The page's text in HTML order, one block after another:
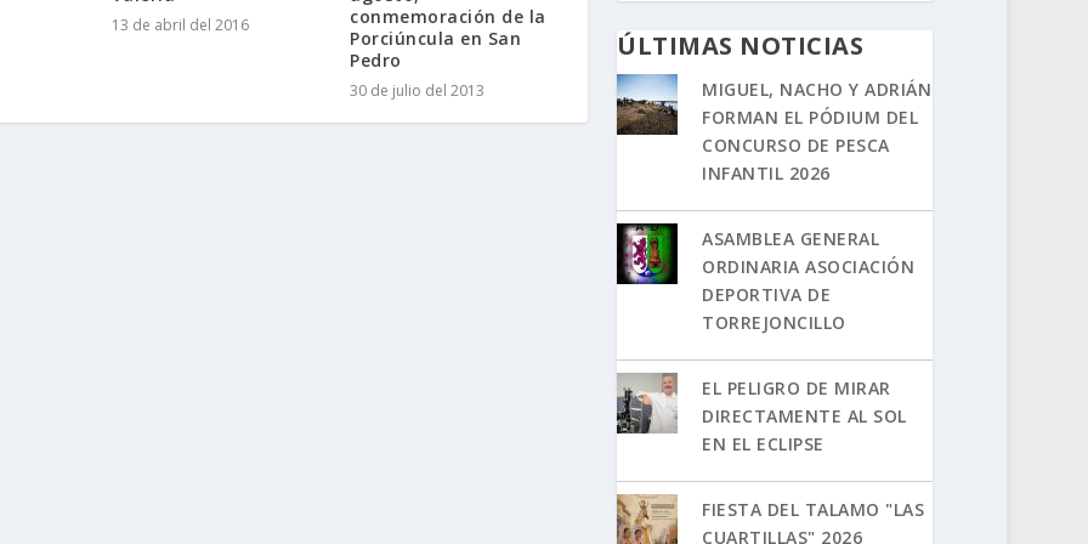
13 de abril del 2016
conmemoración de la
Porciúncula en San
Pedro
30 de julio del 2013
ÚLTIMAS NOTICIAS
MIGUEL, NACHO Y ADRIÁN
FORMAN EL PÓDIUM DEL
CONCURSO DE PESCA
INFANTIL 2026
ASAMBLEA GENERAL
ORDINARIA ASOCIACIÓN
DEPORTIVA DE
TORREJONCILLO
EL PELIGRO DE MIRAR
DIRECTAMENTE AL SOL
EN EL ECLIPSE
FIESTA DEL TALAMO "LAS
CUARTILLAS" 2026